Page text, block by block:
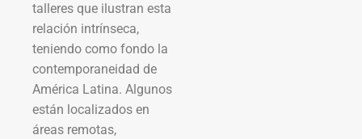
talleres que ilustran esta
relación intrínseca,
teniendo como fondo la
contemporaneidad de
América Latina. Algunos
están localizados en
áreas remotas,